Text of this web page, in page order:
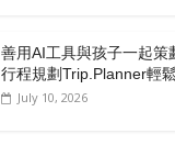
善用AI工具與孩子一起
行程規劃Trip.Planner輕
July 10, 2026